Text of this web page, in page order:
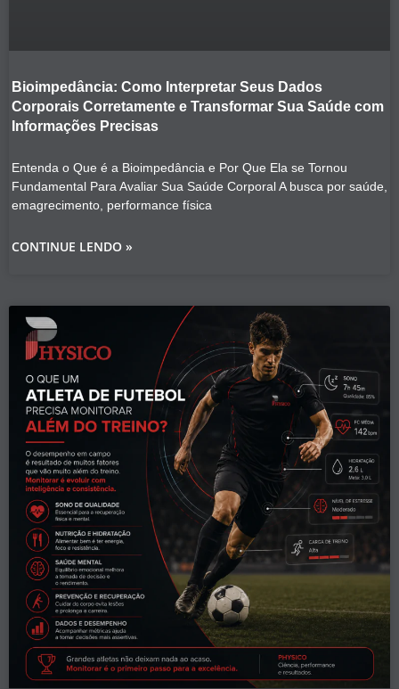
Bioimpedância: Como Interpretar Seus Dados
Corporais Corretamente e Transformar Sua Saúde com
Informações Precisas
Entenda o Que é a Bioimpedância e Por Que Ela se Tornou
Fundamental Para Avaliar Sua Saúde Corporal A busca por saúde,
emagrecimento, performance física
CONTINUE LENDO »